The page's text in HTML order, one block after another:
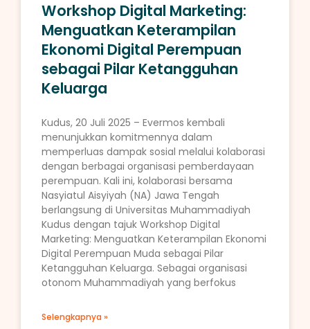
Workshop Digital Marketing:
Menguatkan Keterampilan
Ekonomi Digital Perempuan
sebagai Pilar Ketangguhan
Keluarga
Kudus, 20 Juli 2025 – Evermos kembali
menunjukkan komitmennya dalam
memperluas dampak sosial melalui kolaborasi
dengan berbagai organisasi pemberdayaan
perempuan. Kali ini, kolaborasi bersama
Nasyiatul Aisyiyah (NA) Jawa Tengah
berlangsung di Universitas Muhammadiyah
Kudus dengan tajuk Workshop Digital
Marketing: Menguatkan Keterampilan Ekonomi
Digital Perempuan Muda sebagai Pilar
Ketangguhan Keluarga. Sebagai organisasi
otonom Muhammadiyah yang berfokus
Selengkapnya »